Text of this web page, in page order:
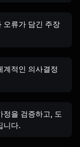
오류가 담긴 주장
계적인 의사결정
정을 검증하고, 도
니다.